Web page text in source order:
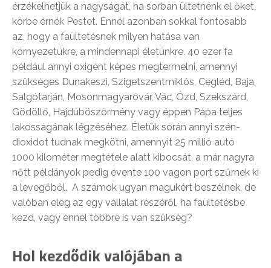
érzékelhetjük a nagyságát, ha sorban ültetnénk el őket,
körbe érnék Pestet. Ennél azonban sokkal fontosabb
az, hogy a faültetésnek milyen hatása van
környezetükre, a mindennapi életünkre. 40 ezer fa
például annyi oxigént képes megtermelni, amennyi
szükséges Dunakeszi, Szigetszentmiklós, Cegléd, Baja,
Salgótarján, Mosonmagyaróvár, Vác, Ózd, Szekszárd,
Gödöllő, Hajdúböszörmény vagy éppen Pápa teljes
lakosságának légzéséhez. Életük során annyi szén-
dioxidot tudnak megkötni, amennyit 25 millió autó
1000 kilométer megtétele alatt kibocsát, a már nagyra
nőtt példányok pedig évente 100 vagon port szűrnek ki
a levegőből. A számok ugyan magukért beszélnek, de
valóban elég az egy vállalat részéről, ha faültetésbe
kezd, vagy ennél többre is van szükség?
Hol kezdődik valójában a